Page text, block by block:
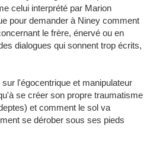
celui interprété par Marion
pour demander à Niney comment
le frère, énervé ou en
dialogues qui sonnent trop écrits,
l'égocentrique et manipulateur
se créer son propre traumatisme
et comment le sol va
se dérober sous ses pieds